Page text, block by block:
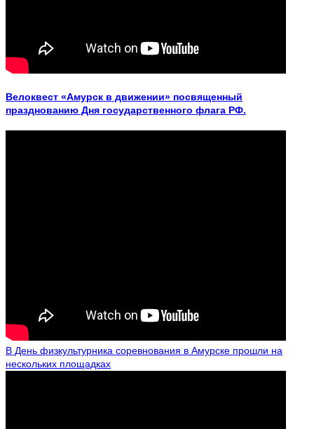
Велоквест «Амурск в движении» посвященный
празднованию Дня государственного флага РФ.
В День физкультурника соревнования в Амурске прошли на
нескольких площадках